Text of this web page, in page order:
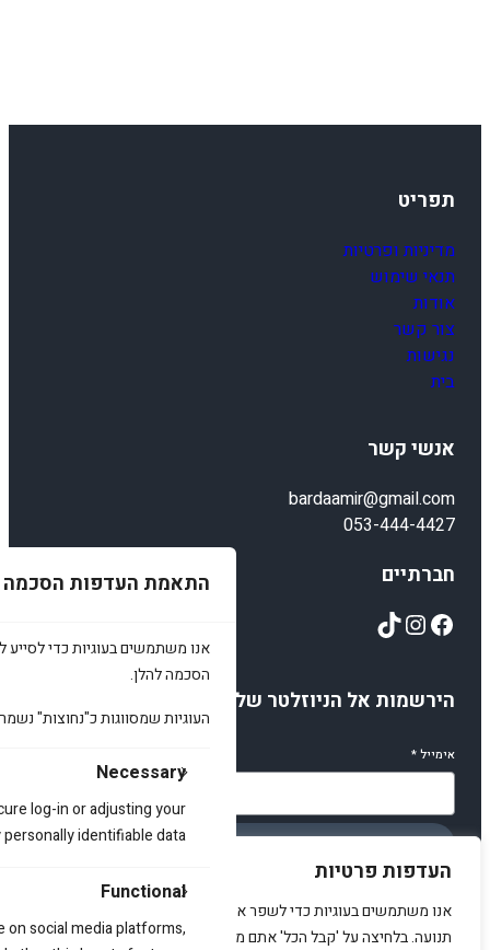
העדפות פרטיות
אנו משתמשים בעוגיות כדי לשפר את האתר, להציג תוכן מותאם ולנתח
תנועה. בלחיצה על 'קבל הכל' אתם מסכימים לכך.
התאמת העדפות הסכמה
אנו משתמשים בעוגיות כדי לסייע
הסכמה להלן.
העוגיות שמסווגות כ"נחוצות"
Necessary
log-in or adjusting your
identifiable data.
Functional
social media platforms,
תפריט
מדיניות ופרטיות
תנאי שימוש
אודות
צור קשר
נגישות
בית
אנשי קשר
bardaamir@gmail.com
053-444-4427
חברתיים
Facebook
Instagram
TikTok
הירשמות אל הניוזלטר שלנו
אימייל*